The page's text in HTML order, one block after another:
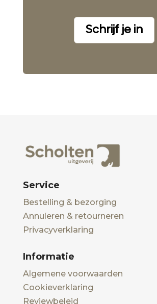
Schrijf je in
Service
Bestelling & bezorging
Annuleren & retourneren
Privacyverklaring
Informatie
Algemene voorwaarden
Cookieverklaring
Reviewbeleid